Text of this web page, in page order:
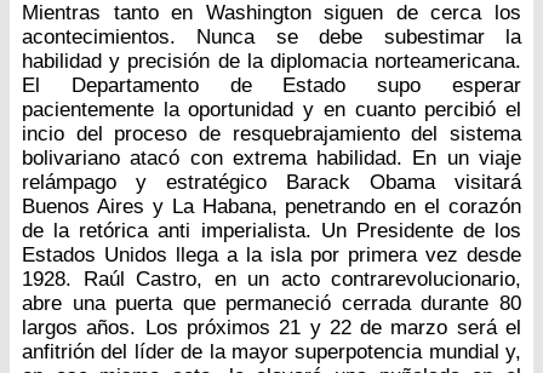
Mientras tanto en Washington siguen de cerca los
acontecimientos. Nunca se debe subestimar la
habilidad y precisión de la diplomacia norteamericana.
El Departamento de Estado supo esperar
pacientemente la oportunidad y en cuanto percibió el
incio del proceso de resquebrajamiento del sistema
bolivariano atacó con extrema habilidad. En un viaje
relámpago y estratégico Barack Obama visitará
Buenos Aires y La Habana, penetrando en el corazón
de la retórica anti imperialista. Un Presidente de los
Estados Unidos llega a la isla por primera vez desde
1928. Raúl Castro, en un acto contrarevolucionario,
abre una puerta que permaneció cerrada durante 80
largos años. Los próximos 21 y 22 de marzo será el
anfitrión del líder de la mayor superpotencia mundial y,